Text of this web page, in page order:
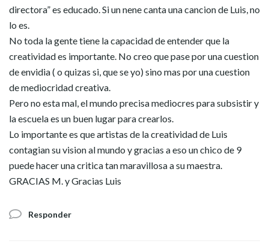
directora” es educado. Si un nene canta una cancion de Luis, no
lo es.
No toda la gente tiene la capacidad de entender que la
creatividad es importante. No creo que pase por una cuestion
de envidia ( o quizas si, que se yo) sino mas por una cuestion
de mediocridad creativa.
Pero no esta mal, el mundo precisa mediocres para subsistir y
la escuela es un buen lugar para crearlos.
Lo importante es que artistas de la creatividad de Luis
contagian su vision al mundo y gracias a eso un chico de 9
puede hacer una critica tan maravillosa a su maestra.
GRACIAS M. y Gracias Luis
Responder